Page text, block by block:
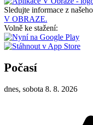
Sledujte informace z
V OBRAZE.
Volně ke stažení:
Počasí
dnes, sobota 8. 8. 2026